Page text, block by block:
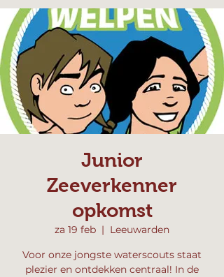
Junior
Zeeverkenner
opkomst
za 19 feb
  |
Leeuwarden
Voor onze jongste waterscouts staat
plezier en ontdekken centraal! In de